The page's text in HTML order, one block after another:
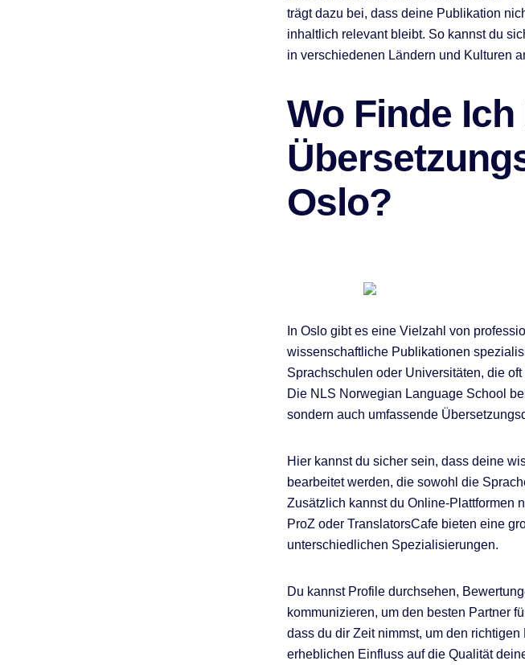
trägt dazu bei, dass deine Publikation
inhaltlich relevant bleibt. So kannst du
in verschiedenen Ländern und Kulturen
Wo Finde
Oslo?
In Oslo gibt es eine Vielzahl von
wissenschaftliche Publikationen
Sprachschulen oder Universitäten, die
Die NLS Norwegian Language School
sondern auch umfassende
Hier kannst du sicher sein, dass deine
bearbeitet werden, die sowohl die
Zusätzlich kannst du Online-Plattformen
ProZ oder TranslatorsCafe bieten eine
unterschiedlichen Spezialisierungen.
Du kannst Profile durchsehen,
kommunizieren, um den besten Partner
dass du dir Zeit nimmst, um den
erheblichen Einfluss auf die Qualität